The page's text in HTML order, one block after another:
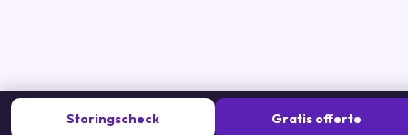
Storingscheck Gratis offerte